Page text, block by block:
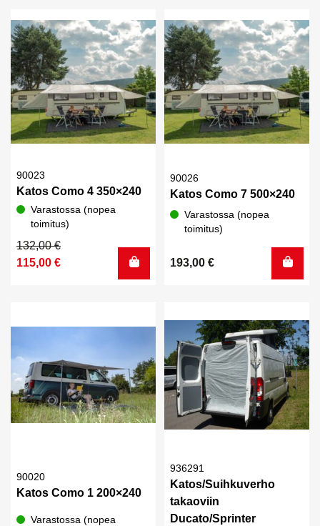
90023
Katos Como 4 350×240
Varastossa (nopea
toimitus)
132,00€
Alkuperäinen
hinta
115,00 €
Nykyinen
hinta
90026
Katos Como 7 500×240
Varastossa (nopea
toimitus)
193,00 €
90020
Katos Como 1 200×240
Varastossa (nopea
936291
Katos/Suihkuverho
takaoviin
Ducato/Sprinter